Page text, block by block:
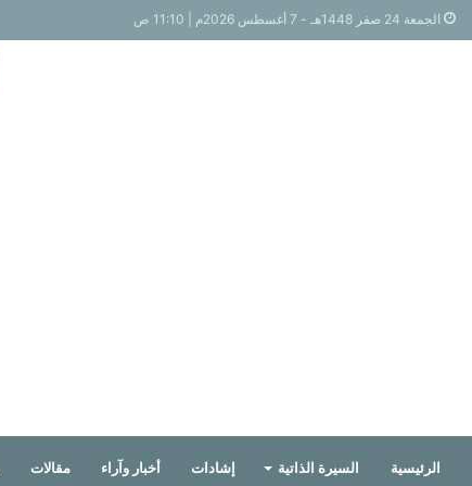
الجمعة 24 صفر 1448هـ - 7 أغسطس 2026م | 11:10 ص
الرئيسية السيرة الذاتية إشادات أخبار وآراء مقالات